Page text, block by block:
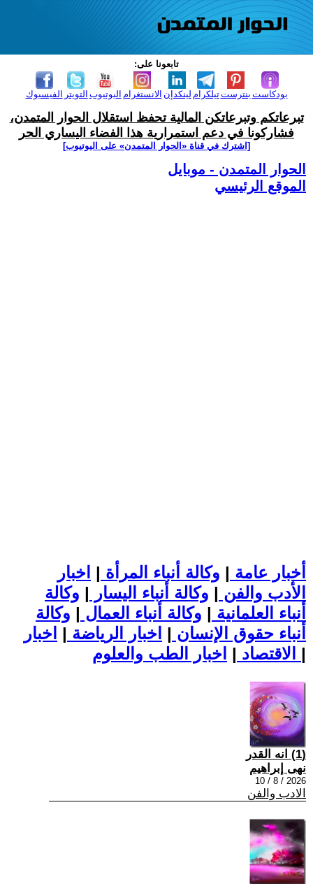
تابعونا على:
الفيسبوك التويتر اليوتيوب الانستغرام لينكدإن تيلكرامبنترست بودكاست
تبرعاتكم وتبرعاتكن المالية تحفظ استقلال الحوار المتمدن،
فشاركونا في دعم استمرارية هذا الفضاء اليساري الحر
[اشترك في قناة ‫«الحوار المتمدن» على اليوتيوب]
الحوار المتمدن - موبايل
الموقع الرئيسي
أخبار عامة | وكالة أنباء المرأة | اخبار
الأدب والفن | وكالة أنباء اليسار | وكالة
أنباء العلمانية | وكالة أنباء العمال | وكالة
أنباء حقوق الإنسان | اخبار الرياضة | اخبار
الاقتصاد | |
(1) انه القدر
نهى إبراهيم
2026 / 8 / 10
الادب والفن